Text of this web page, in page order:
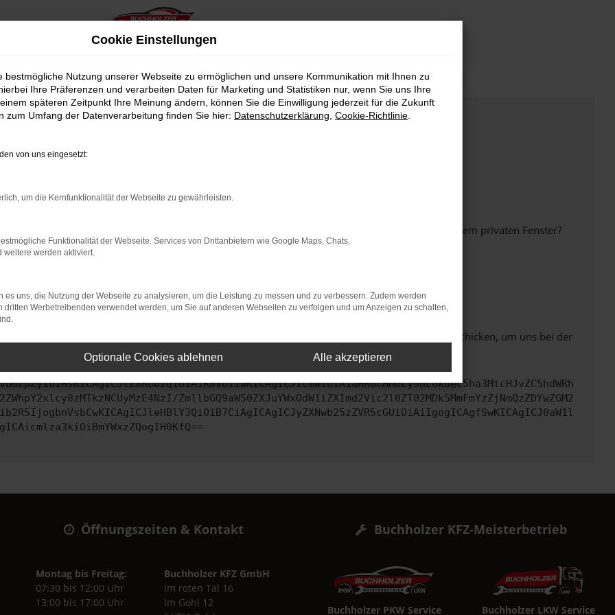
bestimmter Seiten verhindern. Funktioniert die Seite in einem anderen Browser oder in einem privaten Fenster?
beheben.
auf dem neuesten Stand sind.
kann auch dazu führen, dass bestimmte Funktionen nicht mehr unterstützt werden.
uns bitte. Wir werden versuchen, das Problem zu beheben. Du kannst uns diesen Text schicken, um uns bei der
ZmllbGQ9aW50ZXJuYWxOdW1iZXImd2Vic2l0ZT02MDk5MmFmYzZjNmQzZDYwZGM2
Öffnungszeiten & Kontakt
Montag bis Freitag:
07:30 bis 12:00 Uhr
13:00 bis 17:00 Uhr
Buchholzer KFZ GmbH
Im roten Tal 16
Im Gohl 12
Buchholzer KFZ-Meisterbetrieb
Buchholzer PKW Service Buchholzer LKW Service
Cookie Einstellungen
bestmögliche Nutzung unserer Webseite zu ermöglichen und unsere Kommunikation mit Ihnen zu
Ihre Präferenzen und verarbeiten Daten für Marketing und Statistiken nur, wenn Sie uns Ihre
späteren Zeitpunkt Ihre Meinung ändern, können Sie die Einwilligung jederzeit für die Zukunft
zum Umfang der Datenverarbeitung finden Sie hier: Datenschutzerklärung Cookie-Richtlinie
von uns eingesetzt:
um die Kernfunktionalität der Webseite zu gewährleisten.
Funktionalität der Webseite. Services von Drittanbietern wie Google Maps, Chats,
weitere werden aktiviert.
es uns, die Nutzung der Webseite zu analysieren, um die Leistung zu messen und zu verbessern. Zudem werden
dritten Werbetreibenden verwendet werden, um Sie auf anderen Webseiten zu verfolgen und um Anzeigen zu schalten,
Optionale Cookies ablehnen Alle akzeptieren